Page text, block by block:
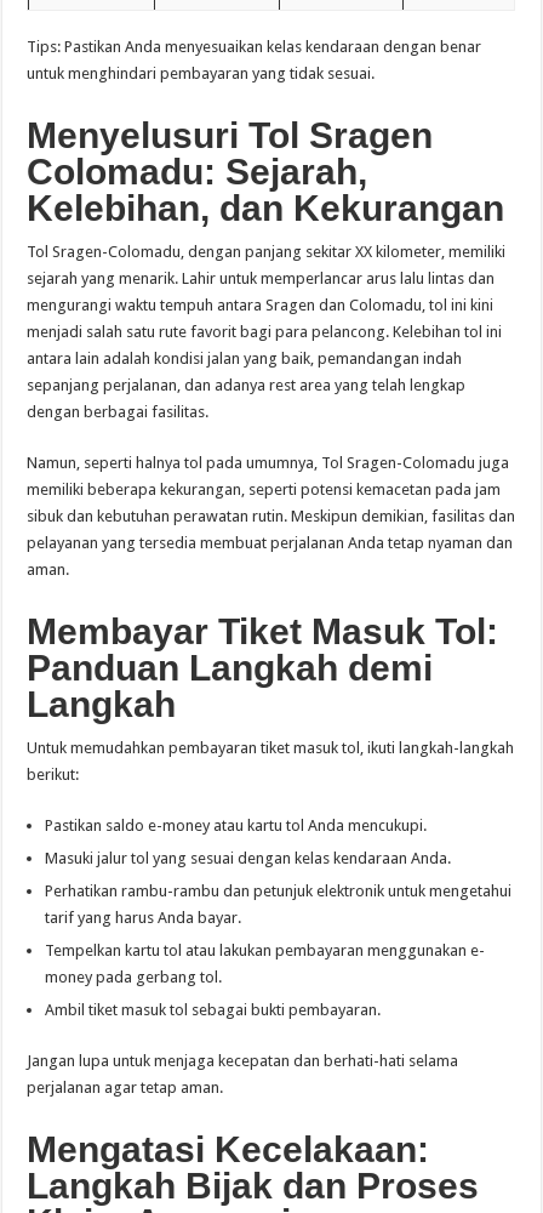
Tips: Pastikan Anda menyesuaikan kelas kendaraan dengan benar
untuk menghindari pembayaran yang tidak sesuai.
Menyelusuri Tol Sragen
Colomadu: Sejarah,
Kelebihan, dan Kekurangan
Tol Sragen-Colomadu, dengan panjang sekitar XX kilometer, memiliki
sejarah yang menarik. Lahir untuk memperlancar arus lalu lintas dan
mengurangi waktu tempuh antara Sragen dan Colomadu, tol ini kini
menjadi salah satu rute favorit bagi para pelancong. Kelebihan tol ini
antara lain adalah kondisi jalan yang baik, pemandangan indah
sepanjang perjalanan, dan adanya rest area yang telah lengkap
dengan berbagai fasilitas.
Namun, seperti halnya tol pada umumnya, Tol Sragen-Colomadu juga
memiliki beberapa kekurangan, seperti potensi kemacetan pada jam
sibuk dan kebutuhan perawatan rutin. Meskipun demikian, fasilitas dan
pelayanan yang tersedia membuat perjalanan Anda tetap nyaman dan
aman.
Membayar Tiket Masuk Tol:
Panduan Langkah demi
Langkah
Untuk memudahkan pembayaran tiket masuk tol, ikuti langkah-langkah
berikut:
Pastikan saldo e-money atau kartu tol Anda mencukupi.
Masuki jalur tol yang sesuai dengan kelas kendaraan Anda.
Perhatikan rambu-rambu dan petunjuk elektronik untuk mengetahui
tarif yang harus Anda bayar.
Tempelkan kartu tol atau lakukan pembayaran menggunakan e-
money pada gerbang tol.
Ambil tiket masuk tol sebagai bukti pembayaran.
Jangan lupa untuk menjaga kecepatan dan berhati-hati selama
perjalanan agar tetap aman.
Mengatasi Kecelakaan:
Langkah Bijak dan Proses